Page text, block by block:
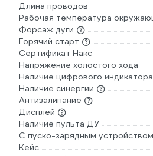
Длина проводов
Рабочая температура
Форсаж дуги
Горячий старт
Сертификат Накс
Напряжение холостого хода
Наличие цифрового
Наличие синергии
Антизалипание
Дисплей
Наличие пульта ДУ
С пуско-зарядным устройством
Кейс